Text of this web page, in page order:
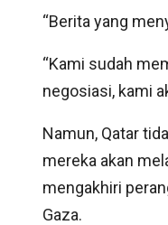
“Berita yang
“Kami sudah
negosiasi, kami
Namun, Qatar
mereka akan
mengakhiri
Gaza.